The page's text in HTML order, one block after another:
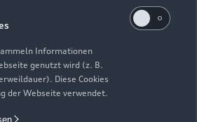
Informationen
genutzt wird (z. B.
Diese Cookies
der Webseite verwendet.